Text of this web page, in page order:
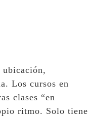
Los cursos en
clases “en
ritmo. Solo tiene